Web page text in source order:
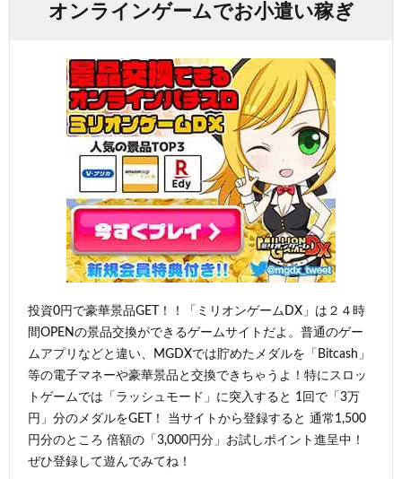
オンラインゲームでお小遣い稼ぎ
投資0円で豪華景品GET！！「ミリオンゲームDX」は２４時
間OPENの景品交換ができるゲームサイトだよ。普通のゲー
ムアプリなどと違い、MGDXでは貯めたメダルを「Bitcash」
等の電子マネーや豪華景品と交換できちゃうよ！特にスロッ
トゲームでは「ラッシュモード」に突入すると 1回で「3万
円」分のメダルをGET！ 当サイトから登録すると 通常1,500
円分のところ 倍額の「3,000円分」お試しポイント進呈中！
ぜひ登録して遊んでみてね！